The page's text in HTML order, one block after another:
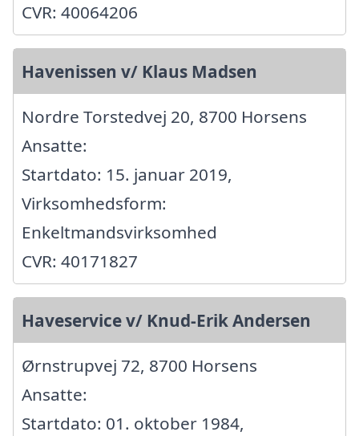
CVR: 40064206
Havenissen v/ Klaus Madsen
Nordre Torstedvej 20, 8700 Horsens
Ansatte:
Startdato: 15. januar 2019,
Virksomhedsform:
Enkeltmandsvirksomhed
CVR: 40171827
Haveservice v/ Knud-Erik Andersen
Ørnstrupvej 72, 8700 Horsens
Ansatte:
Startdato: 01. oktober 1984,